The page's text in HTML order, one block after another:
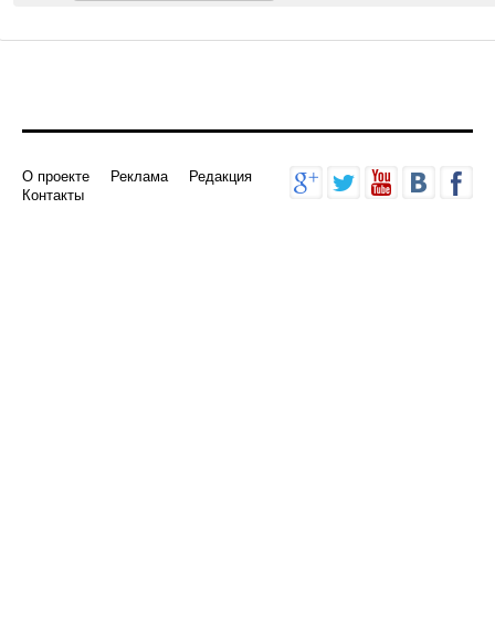
О проекте Реклама
Редакция
Контакты